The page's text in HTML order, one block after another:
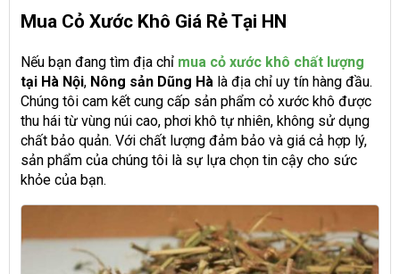
Mua Cỏ Xước Khô Giá Rẻ Tại HN
Nếu bạn đang tìm địa chỉ mua cỏ xước khô chất lượng
tại Hà Nội, Nông sản Dũng Hà là địa chỉ uy tín hàng đầu.
Chúng tôi cam kết cung cấp sản phẩm cỏ xước khô được
thu hái từ vùng núi cao, phơi khô tự nhiên, không sử dụng
chất bảo quản. Với chất lượng đảm bảo và giá cả hợp lý,
sản phẩm của chúng tôi là sự lựa chọn tin cậy cho sức
khỏe của bạn.